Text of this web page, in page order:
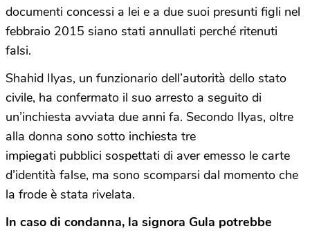
documenti concessi a lei e a due suoi presunti figli nel
febbraio 2015 siano stati annullati perché ritenuti
falsi.
Shahid Ilyas, un funzionario dell’autorità dello stato
civile, ha confermato il suo arresto a seguito di
un’inchiesta avviata due anni fa. Secondo Ilyas, oltre
alla donna sono sotto inchiesta tre
impiegati pubblici sospettati di aver emesso le carte
d’identità false, ma sono scomparsi dal momento che
la frode è stata rivelata.
In caso di condanna, la signora Gula potrebbe